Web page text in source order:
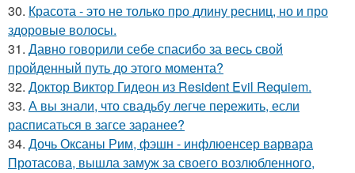
30. Красота - это не только про длину ресниц, но и про
здоровые волосы.
31. Давно говорили себе спасибo за весь свой
пройденный путь до этого момента?
32. Доктор Виктор Гидеон из Resident Evil Requiem.
33. А вы знали, что свадьбу легче пережить, если
расписаться в загсе заранее?
34. Дочь Оксаны Рим, фэшн - инфлюенсер варвара
Протасова, вышла замуж за своего возлюбленного,